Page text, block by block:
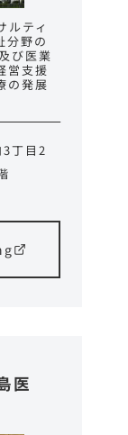
ルティ
分野の
び医業
営支援
の発展
丁目2
医